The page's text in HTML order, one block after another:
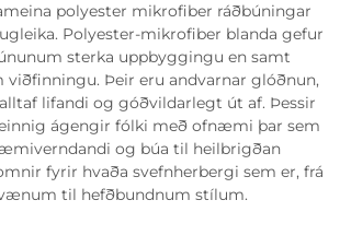
polyester mikrofiber ráðbúningar
Polyester-mikrofiber blanda gefur
sterka uppbyggingu en samt
viðfinningu. Þeir eru andvarnar glóðnun,
lifandi og góðvildarlegt út af. Þessir
ágengir fólki með ofnæmi þar sem
og búa til heilbrigðan
fyrir hvaða svefnherbergi sem er, frá
til hefðbundnum stílum.